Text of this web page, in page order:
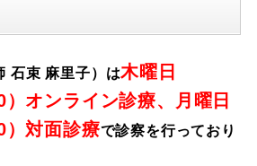
石束 麻里子）は木曜日
）オンライン診療、月曜日
）対面診療で診察を行っており